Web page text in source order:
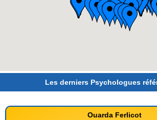
Les derniers Psychologues
Ouarda Ferlicot